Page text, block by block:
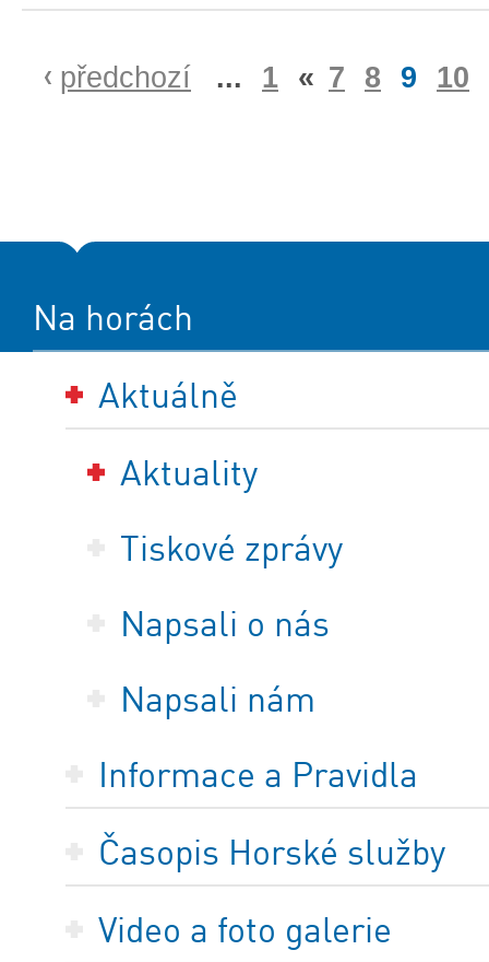
předchozí ... 1 « 7 8 9 10
Na horách
Aktuálně
Aktuality
Tiskové zprávy
Napsali o nás
Napsali nám
Informace a Pravidla
Časopis Horské služby
Video a foto galerie